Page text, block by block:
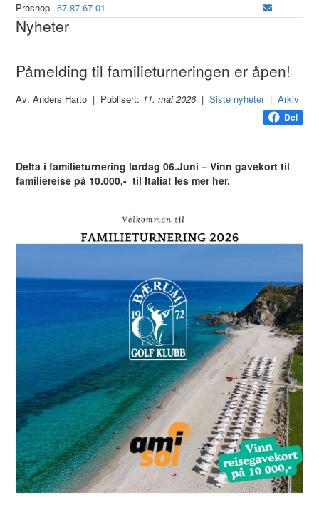
Proshop 67 87 67 01
Nyheter
Påmelding til familieturneringen er åpen!
Av: Anders Harto | Publisert: 11. mai 2026|Siste nyheter|Arkiv
Del
Delta i familieturnering lørdag 06.Juni – Vinn gavekort til
familiereise på 10.000,- til Italia! les mer her.